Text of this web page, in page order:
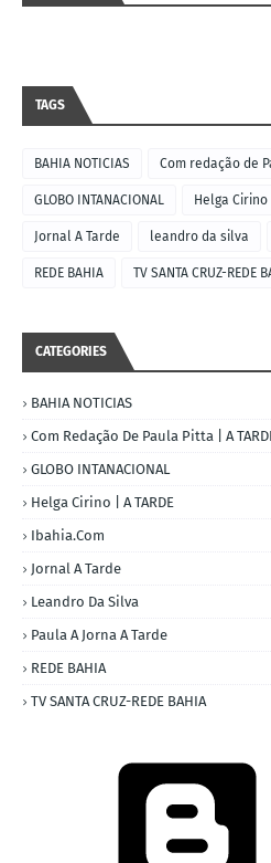
TAGS
BAHIA NOTICIAS Com redação de
GLOBO INTANACIONAL Helga Cirino
Jornal A Tarde leandro da silva
REDE BAHIA TV SANTA CRUZ-REDE
CATEGORIES
BAHIA NOTICIAS
Com Redação De Paula Pitta | A
GLOBO INTANACIONAL
Helga Cirino | A TARDE
Ibahia.com
Jornal A Tarde
Leandro Da Silva
Paula A Jorna A Tarde
REDE BAHIA
TV SANTA CRUZ-REDE BAHIA